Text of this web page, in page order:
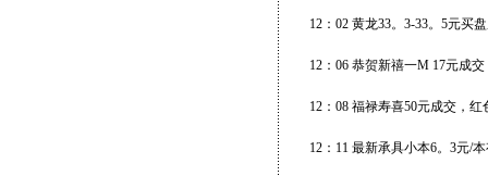
12：02 黄龙33。3-33。5元买
12：06 恭贺新禧一M 17元成
12：08 福禄寿喜50元成交，
12：11 最新承具小本6。3元/